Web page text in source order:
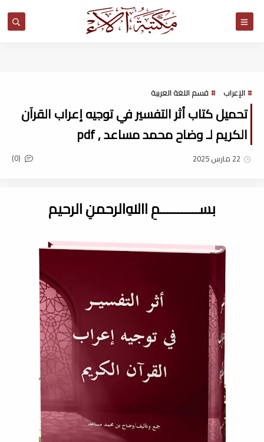
الإعراب قسم اللغة العربية
تحميل كتاب أثر التفسير في توجيه إعراب القرآن
الكريم لـ وضاح محمد مساعد , pdf
22 مارس 2025 (0)
بســـــــــــمِ اﷲِالرحمنِ الرحيم